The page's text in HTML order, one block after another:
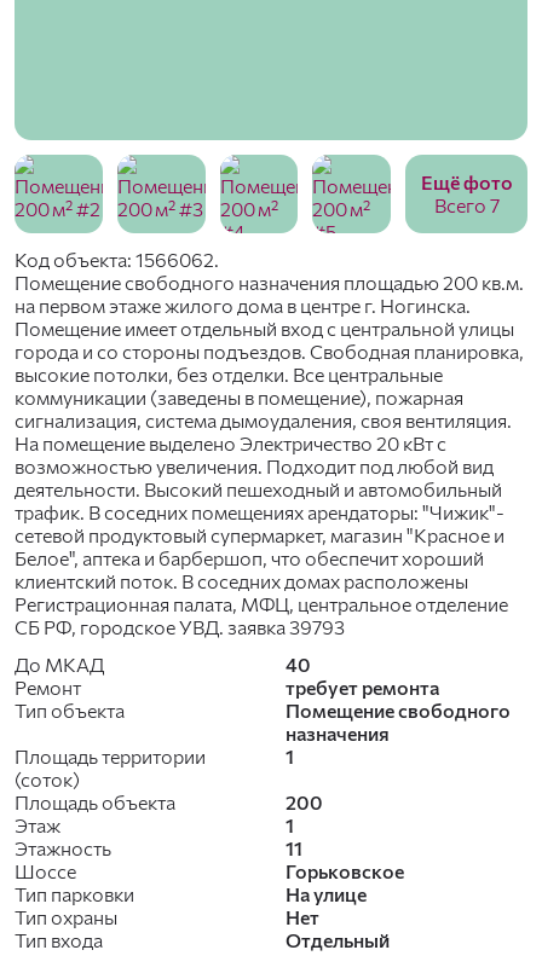
Ещё фото
Всего 7
Код объекта: 1566062.
Помещение свободного назначения площадью 200 кв.м.
на первом этаже жилого дома в центре г. Ногинска.
Помещение имеет отдельный вход с центральной улицы
города и со стороны подъездов. Свободная планировка,
высокие потолки, без отделки. Все центральные
коммуникации (заведены в помещение), пожарная
сигнализация, система дымоудаления, своя вентиляция.
На помещение выделено Электричество 20 кВт с
возможностью увеличения. Подходит под любой вид
деятельности. Высокий пешеходный и автомобильный
трафик. В соседних помещениях арендаторы: "Чижик"-
сетевой продуктовый супермаркет, магазин "Красное и
Белое", аптека и барбершоп, что обеспечит хороший
клиентский поток. В соседних домах расположены
Регистрационная палата, МФЦ, центральное отделение
СБ РФ, городское УВД. заявка 39793
До МКАД
40
Ремонт
требует ремонта
Тип объекта
Помещение свободного
назначения
Площадь территории
(соток)
1
Площадь объекта
200
Этаж
1
Этажность
11
Шоссе
Горьковское
Тип парковки
На улице
Тип охраны
Нет
Тип входа
Отдельный